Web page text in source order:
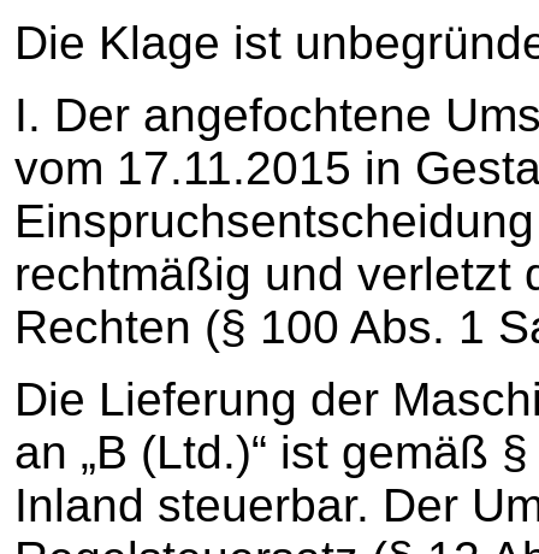
Die Klage ist
I. Der angefochtene
vom 17.11.2015 in
rechtmäßig und verletzt
Rechten (§ 100 Abs. 1
Die Lieferung der
an „B (Ltd.)“ ist gemäß
Inland steuerbar. Der